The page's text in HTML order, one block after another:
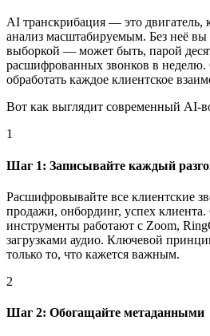
AI транскрибация — это двигатель,
анализ масштабируемым. Без неё
выборкой — может быть, парой
расшифрованных звонков в
обработать каждое клиентское
Вот как выглядит современный AI-
1
Шаг 1: Записывайте каждый
Расшифровывайте все клиентские
продажи, онбординг, успех
инструменты работают с Zoom,
загрузками аудио. Ключевой
только то, что кажется важным.
2
Шаг 2: Обогащайте метаданными